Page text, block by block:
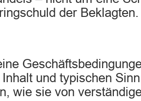
der Beklagten.
und typischen
wie sie von